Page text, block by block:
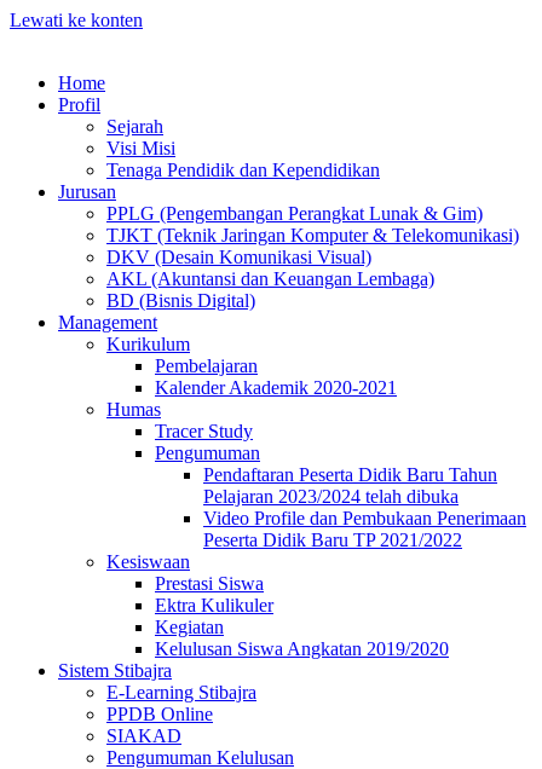
Lewati ke konten
Home
Profil
Sejarah
Visi Misi
Tenaga Pendidik dan Kependidikan
Jurusan
PPLG (Pengembangan Perangkat Lunak & Gim)
TJKT (Teknik Jaringan Komputer & Telekomunikasi)
DKV (Desain Komunikasi Visual)
AKL (Akuntansi dan Keuangan Lembaga)
BD (Bisnis Digital)
Management
Kurikulum
Pembelajaran
Kalender Akademik 2020-2021
Humas
Tracer Study
Pengumuman
Pendaftaran Peserta Didik Baru Tahun
Pelajaran 2023/2024 telah dibuka
Video Profile dan Pembukaan Penerimaan
Peserta Didik Baru TP 2021/2022
Kesiswaan
Prestasi Siswa
Ektra Kulikuler
Kegiatan
Kelulusan Siswa Angkatan 2019/2020
Sistem Stibajra
E-Learning Stibajra
PPDB Online
SIAKAD
Pengumuman Kelulusan